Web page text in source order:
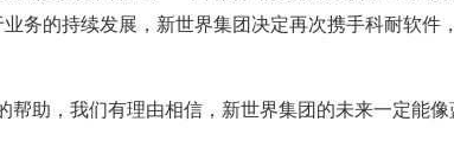
务的持续发展，新世界集团决定再次携手科耐软件
助，我们有理由相信，新世界集团的未来一定能